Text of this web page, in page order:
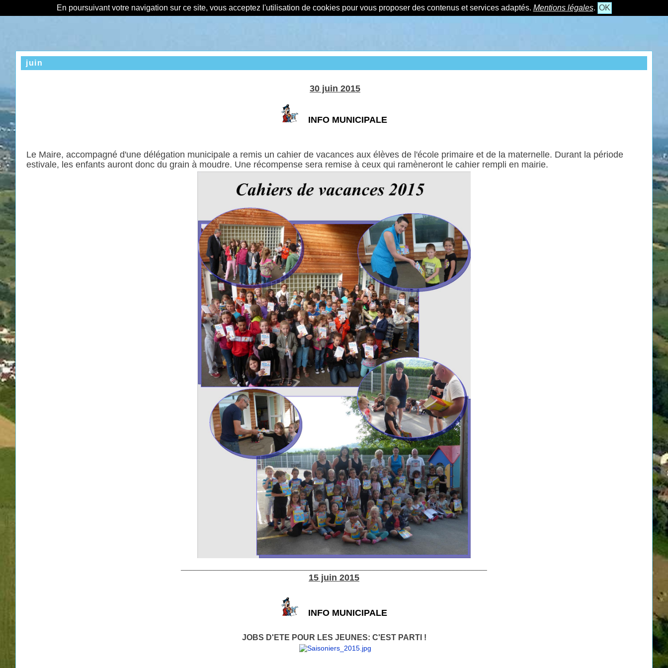
En poursuivant votre navigation sur ce site, vous acceptez l'utilisation de cookies pour vous proposer des contenus et services adaptés. Mentions légales. OK
juin
30 juin 2015
INFO MUNICIPALE
Le Maire, accompagné d'une délégation municipale a remis un cahier de vacances aux élèves de l'école primaire et de la maternelle. Durant la période
estivale, les enfants auront donc du grain à moudre. Une récompense sera remise à ceux qui ramèneront le cahier rempli en mairie.
15 juin 2015
INFO MUNICIPALE
JOBS D'ETE POUR LES JEUNES: C'EST PARTI !